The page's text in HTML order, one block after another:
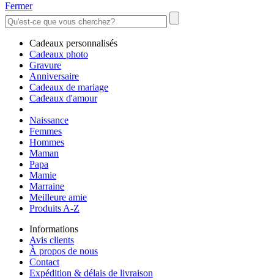
Fermer
Cadeaux personnalisés
Cadeaux photo
Gravure
Anniversaire
Cadeaux de mariage
Cadeaux d'amour
Naissance
Femmes
Hommes
Maman
Papa
Mamie
Marraine
Meilleure amie
Produits A-Z
Informations
Avis clients
À propos de nous
Contact
Expédition & délais de livraison